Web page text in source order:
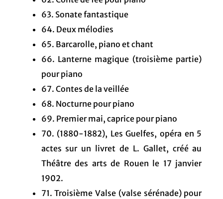
63. Sonate fantastique
64. Deux mélodies
65. Barcarolle, piano et chant
66. Lanterne magique (troisième partie)
pour piano
67. Contes de la veillée
68. Nocturne pour piano
69. Premier mai, caprice pour piano
70. (1880-1882), Les Guelfes, opéra en 5
actes sur un livret de L. Gallet, créé au
Théâtre des arts de Rouen le 17 janvier
1902.
71. Troisième Valse (valse sérénade) pour